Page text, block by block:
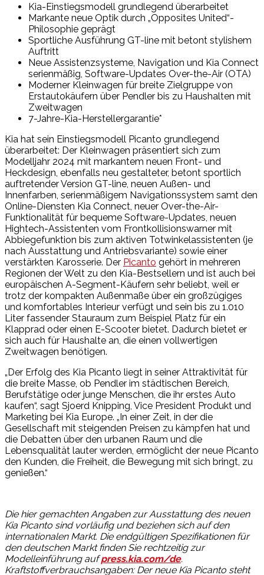
Kia-Einstiegsmodell grundlegend überarbeitet
Markante neue Optik durch „Opposites United“-
Philosophie geprägt
Sportliche Ausführung GT-line mit betont stylishem
Auftritt
Neue Assistenzsysteme, Navigation und Kia Connect
serienmäßig, Software-Updates Over-the-Air (OTA)
Moderner Kleinwagen für breite Zielgruppe von
Erstautokäufern über Pendler bis zu Haushalten mit
Zweitwagen
7-Jahre-Kia-Herstellergarantie*
Kia hat sein Einstiegsmodell Picanto grundlegend
überarbeitet: Der Kleinwagen präsentiert sich zum
Modelljahr 2024 mit markantem neuen Front- und
Heckdesign, ebenfalls neu gestalteter, betont sportlich
auftretender Version GT-line, neuen Außen- und
Innenfarben, serienmäßigem Navigationssystem samt den
Online-Diensten Kia Connect, neuer Over-the-Air-
Funktionalität für bequeme Software-Updates, neuen
Hightech-Assistenten vom Frontkollisionswarner mit
Abbiegefunktion bis zum aktiven Totwinkelassistenten (je
nach Ausstattung und Antriebsvariante) sowie einer
verstärkten Karosserie. Der Picanto gehört in mehreren
Regionen der Welt zu den Kia-Bestsellern und ist auch bei
europäischen A-Segment-Käufern sehr beliebt, weil er
trotz der kompakten Außenmaße über ein großzügiges
und komfortables Interieur verfügt und sein bis zu 1.010
Liter fassender Stauraum zum Beispiel Platz für ein
Klapprad oder einen E-Scooter bietet. Dadurch bietet er
sich auch für Haushalte an, die einen vollwertigen
Zweitwagen benötigen.
„Der Erfolg des Kia Picanto liegt in seiner Attraktivität für
die breite Masse, ob Pendler im städtischen Bereich,
Berufstätige oder junge Menschen, die ihr erstes Auto
kaufen“, sagt Sjoerd Knipping, Vice President Produkt und
Marketing bei Kia Europe. „In einer Zeit, in der die
Gesellschaft mit steigenden Preisen zu kämpfen hat und
die Debatten über den urbanen Raum und die
Lebensqualität lauter werden, ermöglicht der neue Picanto
den Kunden, die Freiheit, die Bewegung mit sich bringt, zu
genießen.“
Die hier gemachten Angaben zur Ausstattung des neuen
Kia Picanto sind vorläufig und beziehen sich auf den
internationalen Markt. Die endgültigen Spezifikationen für
den deutschen Markt finden Sie rechtzeitig zur
Modelleinführung aufpress.kia.com/de.
Kraftstoffverbrauchsangaben: Der neue Kia Picanto steht